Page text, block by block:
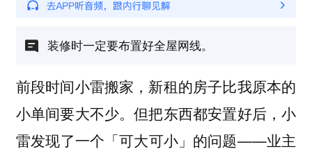
装修时一定要布置好全屋网线。
前段时间小雷搬家，新租的房子比我原本的
小单间要大不少。但把东西都安置好后，小
雷发现了一个「可大可小」的问题——业主